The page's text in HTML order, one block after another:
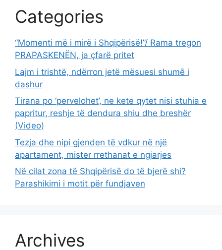
Categories
“Momenti më i mirë i Shqipërisë!”/ Rama tregon
PRAPASKENËN, ja çfarë pritet
Lajm i trishtë, ndërron jetë mësuesi shumē i
dashur
Tirana po ‘pervelohet’, ne kete qytet nisi stuhia e
papritur, reshje të dendura shiu dhe breshër
(Video)
Tezja dhe nipi gjenden të vdkur në një
apartament, mister rrethanat e ngjarjes
Në cilat zona të Shqipërisë do të bjerë shi?
Parashikimi i motit për fundjaven
Archives